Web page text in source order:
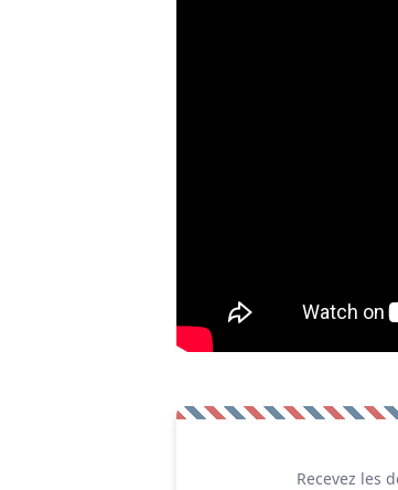
Recevez les